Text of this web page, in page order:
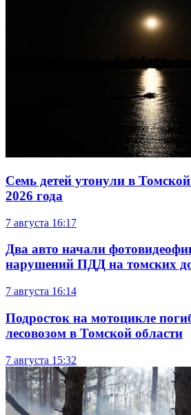
Семь детей утонули в
2026 года
7 августа 16:17
Два авто начали
нарушений ПДД на томских
7 августа 16:14
Подросток на мотоцикле
лесовозом в Томской области
7 августа 15:32